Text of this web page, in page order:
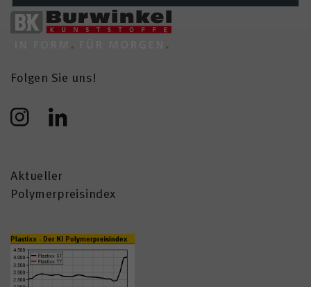
Folgen Sie uns!
Aktueller
Polymerpreisindex